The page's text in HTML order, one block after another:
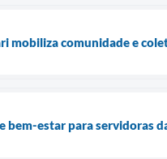
mobiliza comunidade e
estar para servidoras